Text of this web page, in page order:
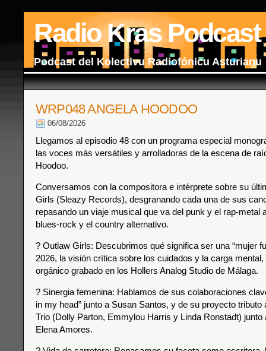
Radio Kras Podcast
Podcast del Kolectivu Radiofónicu Asturianu
WRP048 ANGELA HOODOO
06/08/2026
Llegamos al episodio 48 con un programa especial
las voces más versátiles y arrolladoras de la escena de
Hoodoo.
Conversamos con la compositora e intérprete sobre su
Girls (Sleazy Records), desgranando cada una de sus
repasando un viaje musical que va del punk y el rap-metal
blues-rock y el country alternativo.
? Outlaw Girls: Descubrimos qué significa ser una “mujer
2026, la visión crítica sobre los cuidados y la carga mental,
orgánico grabado en los Hollers Analog Studio de Málaga.
? Sinergia femenina: Hablamos de sus colaboraciones
in my head” junto a Susan Santos, y de su proyecto tributo
Trio (Dolly Parton, Emmylou Harris y Linda Ronstadt) junto
Elena Amores.